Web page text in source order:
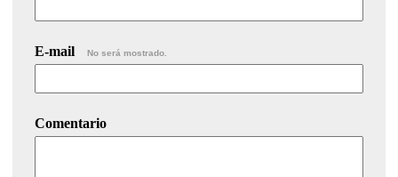
E-mail No será mostrado.
Comentario